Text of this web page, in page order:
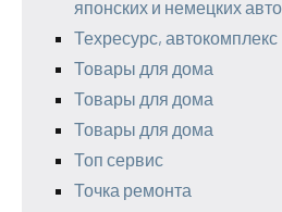
японских и немецких
Техресурс, автокомплекс
Товары для дома
Товары для дома
Товары для дома
Топ сервис
Точка ремонта